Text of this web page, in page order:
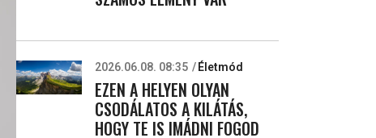
2026.06.08. 08:35 Életmód
EZEN A HELYEN OLYAN
CSODÁLATOS A KILÁTÁS,
HOGY TE IS IMÁDNI FOGOD